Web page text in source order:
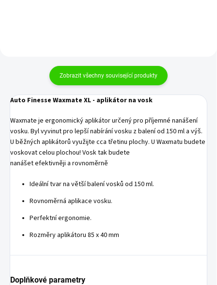
Zobrazit všechny související produkty
Auto Finesse Waxmate XL - aplikátor na vosk
Waxmate je ergonomický aplikátor určený pro příjemné nanášení
vosku. Byl vyvinut pro lepší nabírání vosku z balení od 150 ml a výš.
U běžných aplikátorů využijte cca třetinu plochy. U Waxmatu budete
voskovat celou plochou! Vosk tak budete
nanášet efektivněji a rovnoměrně
Ideální tvar na větší balení vosků od 150 ml.
Rovnoměrná aplikace vosku.
Perfektní ergonomie.
Rozměry aplikátoru 85 x 40 mm
Doplňkové parametry